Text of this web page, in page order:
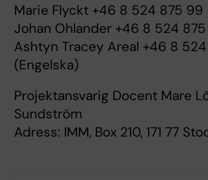
Marie Flyckt +46 8 524 875 99
Johan Ohlander +46 8 524
Ashtyn Tracey Areal +46 8
(Engelska)
Projektansvarig Docent Mare
Sundström
Adress: IMM, Box 210, 171 77